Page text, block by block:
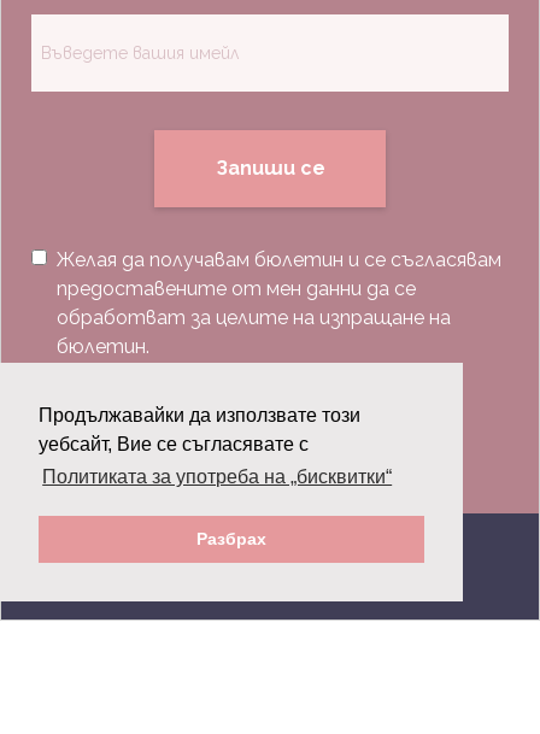
Продължавайки да използвате този
уебсайт, Вие се съгласявате с
Политиката за употреба на „бисквитки“
Разбрах
Запиши се
Желая да получавам бюлетин и се съгласявам
предоставените от мен данни да се
обработват за целите на изпращане на
бюлетин.
Последвай ни:
© 2026 Grazia.bg - Всички права запазени